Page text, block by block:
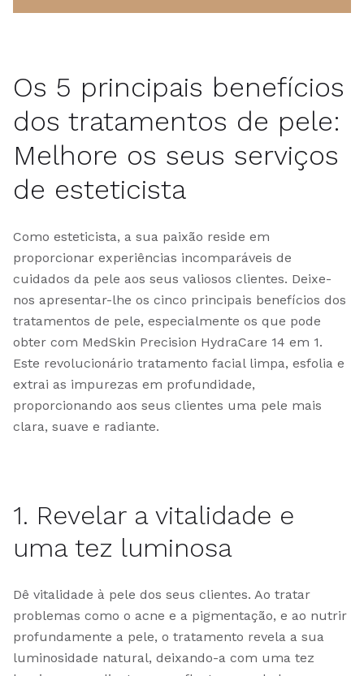
Os 5 principais benefícios
dos tratamentos de pele:
Melhore os seus serviços
de esteticista
Como esteticista, a sua paixão reside em
proporcionar experiências incomparáveis de
cuidados da pele aos seus valiosos clientes. Deixe-
nos apresentar-lhe os cinco principais benefícios dos
tratamentos de pele, especialmente os que pode
obter com MedSkin Precision HydraCare 14 em 1.
Este revolucionário tratamento facial limpa, esfolia e
extrai as impurezas em profundidade,
proporcionando aos seus clientes uma pele mais
clara, suave e radiante.
1. Revelar a vitalidade e
uma tez luminosa
Dê vitalidade à pele dos seus clientes. Ao tratar
problemas como o acne e a pigmentação, e ao nutrir
profundamente a pele, o tratamento revela a sua
luminosidade natural, deixando-a com uma tez